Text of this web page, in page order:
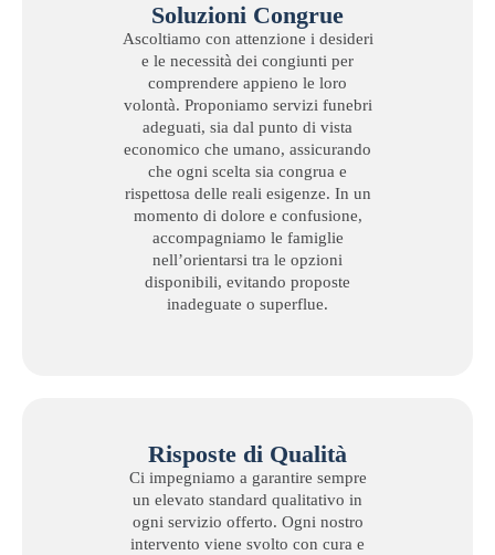
Soluzioni Congrue
Ascoltiamo con attenzione i desideri
e le necessità dei congiunti per
comprendere appieno le loro
volontà. Proponiamo servizi funebri
adeguati, sia dal punto di vista
economico che umano, assicurando
che ogni scelta sia congrua e
rispettosa delle reali esigenze. In un
momento di dolore e confusione,
accompagniamo le famiglie
nell’orientarsi tra le opzioni
disponibili, evitando proposte
inadeguate o superflue.
Risposte di Qualità
Ci impegniamo a garantire sempre
un elevato standard qualitativo in
ogni servizio offerto. Ogni nostro
intervento viene svolto con cura e